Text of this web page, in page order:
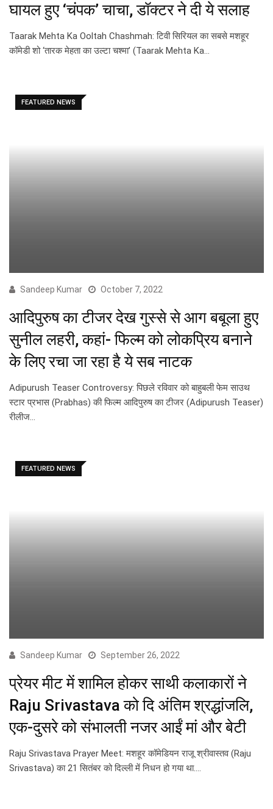
घायल हुए ‘चंपक’ चाचा, डॉक्टर ने दी ये सलाह
Taarak Mehta Ka Ooltah Chashmah: टिवी सिरियल का सबसे मशहूर
कॉमेडी शो ‘तारक मेहता का उल्टा चश्मा’ (Taarak Mehta Ka…
FEATURED NEWS
Sandeep Kumar October 7, 2022
आदिपुरुष का टीजर देख गुस्से से आग बबूला हुए
सुनील लहरी, कहां- फिल्म को लोकप्रिय बनाने
के लिए रचा जा रहा है ये सब नाटक
Adipurush Teaser Controversy: पिछले रविवार को बाहुबली फेम साउथ
स्टार प्रभास (Prabhas) की फिल्म आदिपुरुष का टीजर (Adipurush Teaser)
रीलीज…
FEATURED NEWS
Sandeep Kumar September 26, 2022
प्रेयर मीट में शामिल होकर साथी कलाकारों ने
Raju Srivastava को दि अंतिम श्रद्धांजलि,
एक-दुसरे को संभालती नजर आईं मां और बेटी
Raju Srivastava Prayer Meet: मशहूर कॉमेडियन राजू श्रीवास्तव (Raju
Srivastava) का 21 सितंबर को दिल्ली में निधन हो गया था.…